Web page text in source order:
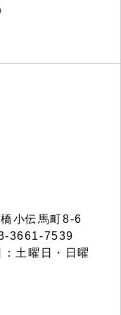
小伝馬町8-6
3661-7539
土曜日・日曜